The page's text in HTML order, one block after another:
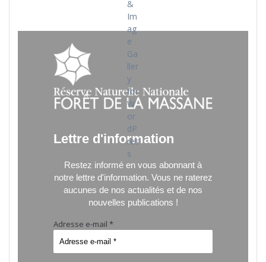
Lettre d'information
Restez informé en vous abonnant à
notre lettre d'information. Vous ne raterez
aucunes de nos actualités et de nos
nouvelles publications !
Adresse e-mail *